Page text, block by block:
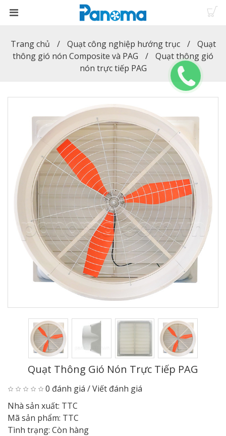
Trang chủ Quạt công nghiệp hướng trục
Quạt
thông gió nón Composite và PAG
Quạt thông gió
nón trực tiếp PAG
Quạt Thông Gió Nón Trực Tiếp PAG
0 đánh giá /Viết đánh giá
Nhà sản xuất: TTC
Mã sản phẩm: TTC
Tình trạng: Còn hàng